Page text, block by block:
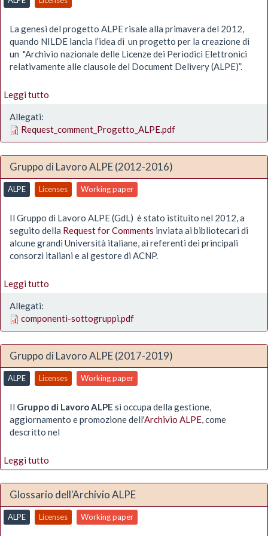
La genesi del progetto ALPE risale alla primavera del 2012,
quando NILDE lancia l’idea di un progetto per la creazione di
un "Archivio nazionale delle Licenze dei Periodici Elettronici
relativamente alle clausole del Document Delivery (ALPE)”.
Leggi tutto
Allegati:
Request_comment_Progetto_ALPE.pdf
Gruppo di Lavoro ALPE (2012-2016)
ALPE Licenses Working paper
Il Gruppo di Lavoro ALPE (GdL) è stato istituito nel 2012, a
seguito della Request for Comments inviata ai bibliotecari di
alcune grandi Università italiane, ai referenti dei principali
consorzi italiani e al gestore di ACNP.
Leggi tutto
Allegati:
componenti-sottogruppi.pdf
Gruppo di Lavoro ALPE (2017-2019)
ALPE Licenses Working paper
Il Gruppo di Lavoro ALPE si occupa della gestione,
aggiornamento e promozione dell'Archivio ALPE, come
descritto nel
Leggi tutto
Glossario dell'Archivio ALPE
ALPE Licenses Working paper